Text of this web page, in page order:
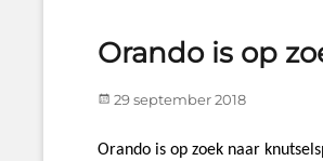
Orando is op
Posted
29 september 2018
Orando is op zoek naar